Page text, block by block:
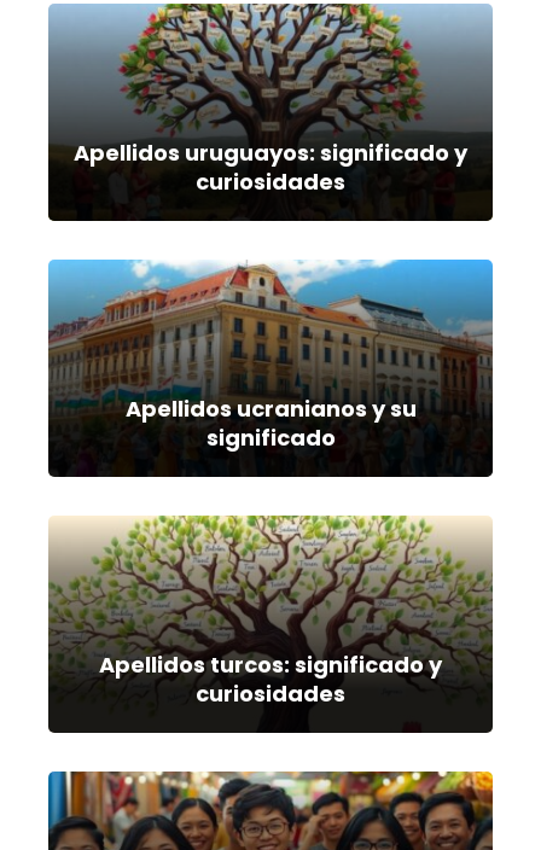
Apellidos uruguayos: significado y
curiosidades
Apellidos ucranianos y su
significado
Apellidos turcos: significado y
curiosidades